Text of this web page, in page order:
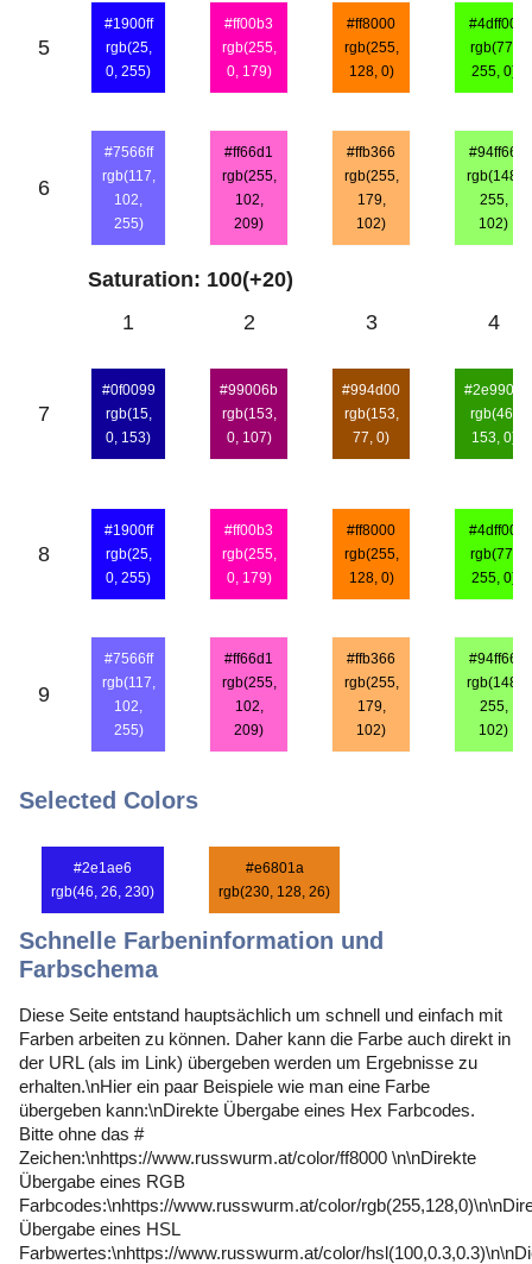
5
#1900ff
rgb(25,
0, 255)
#ff00b3
rgb(255,
0, 179)
#ff8000
rgb(255,
128, 0)
#4dff00
rgb(77,
255, 0)
6
#7566ff
rgb(117,
102,
255)
#ff66d1
rgb(255,
102,
209)
#ffb366
rgb(255,
179,
102)
#94ff66
rgb(148,
255,
102)
Saturation: 100(+20)
1
2 3 4
7
#0f0099
rgb(15,
0, 153)
#99006b
rgb(153,
0, 107)
#994d00
rgb(153,
77, 0)
#2e9900
rgb(46,
153, 0)
8
#1900ff
rgb(25,
0, 255)
#ff00b3
rgb(255,
0, 179)
#ff8000
rgb(255,
128, 0)
#4dff00
rgb(77,
255, 0)
9
#7566ff
rgb(117,
102,
255)
#ff66d1
rgb(255,
102,
209)
#ffb366
rgb(255,
179,
102)
#94ff66
rgb(148,
255,
102)
Selected Colors
#2e1ae6
rgb(46, 26, 230)
#e6801a
rgb(230, 128, 26)
Schnelle Farbeninformation und
Farbschema
Diese Seite entstand hauptsächlich um schnell und einfach mit
Farben arbeiten zu können. Daher kann die Farbe auch direkt in
der URL (als im Link) übergeben werden um Ergebnisse zu
erhalten.\nHier ein paar Beispiele wie man eine Farbe
übergeben kann:\nDirekte Übergabe eines Hex Farbcodes.
Bitte ohne das #
Zeichen:\nhttps://www.russwurm.at/color/ff8000 \n\nDirekte
Übergabe eines RGB
Farbcodes:\nhttps://www.russwurm.at/color/
Übergabe eines HSL
Farbwertes:\nhttps://www.russwurm.at/color/